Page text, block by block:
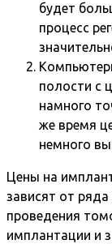
будет
процесс
полости с
намного
же время
немного
Цены на
зависят от
проведения
имплантации и